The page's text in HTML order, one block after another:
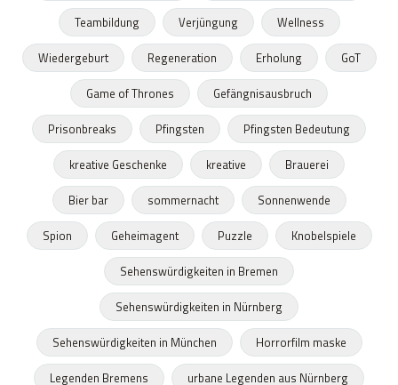
Teambildung
Verjüngung
Wellness
Wiedergeburt
Regeneration Erholung
GoT
Game of Thrones
Gefängnisausbruch
Prisonbreaks
Pfingsten
Pfingsten Bedeutung
kreative Geschenke
kreative
Brauerei
Bier bar
sommernacht
Sonnenwende
Spion
Geheimagent Puzzle
Knobelspiele
Sehenswürdigkeiten in Bremen
Sehenswürdigkeiten in Nürnberg
Sehenswürdigkeiten in München
Horrorfilm maske
Legenden Bremens
urbane Legenden aus Nürnberg